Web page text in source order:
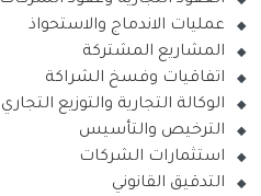
عمليات الاندماج والاستحواذ
المشاريع المشتركة
اتفاقيات وفسخ الشراكة
الوكالة التجارية والتوزيع التجاري
الترخيص والتأسيس
استثمارات الشركات
التدقيق القانوني